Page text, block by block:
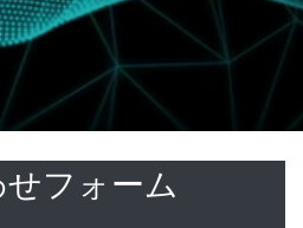
フォーム